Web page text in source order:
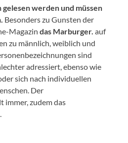
werden und müssen
Besonders zu Gunsten der
Magazin das Marburger. auf
zu männlich, weiblich und
sind
adressiert, ebenso wie
sich nach individuellen
Der
immer, zudem das